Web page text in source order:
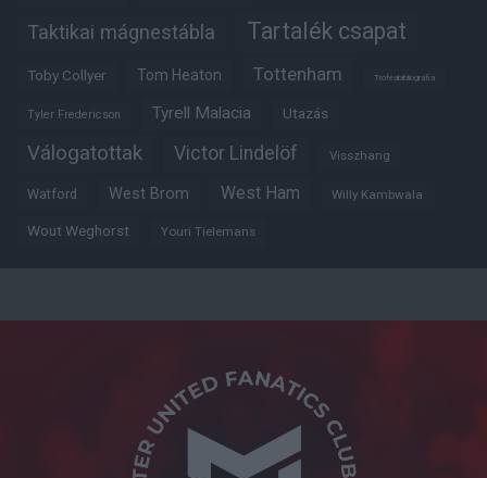
Taktikai mágnestábla Tartalék csapat
Toby Collyer Tom Heaton Tottenham Trófeabibliográfia
Tyler Fredericson Tyrell Malacia Utazás
Válogatottak Victor Lindelöf Visszhang
Watford West Brom West Ham Willy Kambwala
Wout Weghorst Youri Tielemans